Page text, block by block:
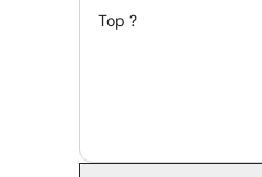
Top ?